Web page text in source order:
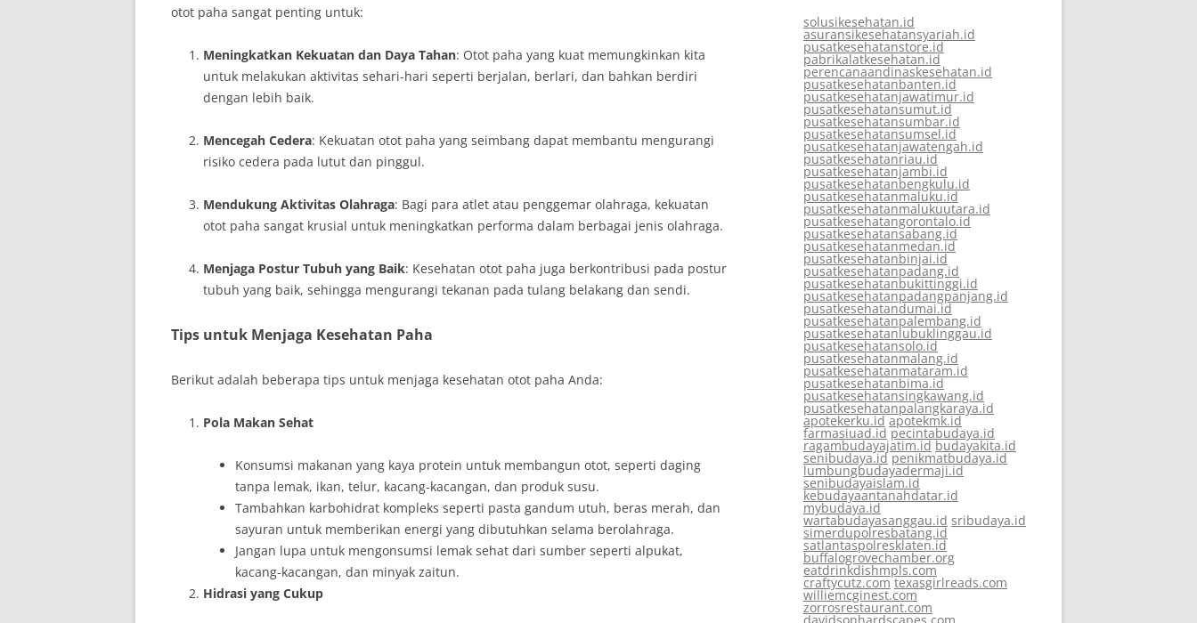
otot paha sangat penting untuk:
Meningkatkan Kekuatan dan Daya Tahan: Otot paha yang kuat memungkinkan kita
untuk melakukan aktivitas sehari-hari seperti berjalan, berlari, dan bahkan berdiri
dengan lebih baik.
Mencegah Cedera: Kekuatan otot paha yang seimbang dapat membantu mengurangi
risiko cedera pada lutut dan pinggul.
Mendukung Aktivitas Olahraga: Bagi para atlet atau penggemar olahraga, kekuatan
otot paha sangat krusial untuk meningkatkan performa dalam berbagai jenis olahraga.
Menjaga Postur Tubuh yang Baik: Kesehatan otot paha juga berkontribusi pada postur
tubuh yang baik, sehingga mengurangi tekanan pada tulang belakang dan sendi.
Tips untuk Menjaga Kesehatan Paha
Berikut adalah beberapa tips untuk menjaga kesehatan otot paha Anda:
Pola Makan Sehat
Konsumsi makanan yang kaya protein untuk membangun otot, seperti daging
tanpa lemak, ikan, telur, kacang-kacangan, dan produk susu.
Tambahkan karbohidrat kompleks seperti pasta gandum utuh, beras merah, dan
sayuran untuk memberikan energi yang dibutuhkan selama berolahraga.
Jangan lupa untuk mengonsumsi lemak sehat dari sumber seperti alpukat,
kacang-kacangan, dan minyak zaitun.
Hidrasi yang Cukup
solusikesehatan.id
asuransikesehatansyariah.id
pusatkesehatanstore.id
pabrikalatkesehatan.id
perencanaandinaskesehatan.id
pusatkesehatanbanten.id
pusatkesehatanjawatimur.id
pusatkesehatansumut.id
pusatkesehatansumbar.id
pusatkesehatansumsel.id
pusatkesehatanjawatengah.id
pusatkesehatanriau.id
pusatkesehatanjambi.id
pusatkesehatanbengkulu.id
pusatkesehatanmaluku.id
pusatkesehatanmalukuutara.id
pusatkesehatangorontalo.id
pusatkesehatansabang.id
pusatkesehatanmedan.id
pusatkesehatanbinjai.id
pusatkesehatanpadang.id
pusatkesehatanbukittinggi.id
pusatkesehatanpadangpanjang.id
pusatkesehatandumai.id
pusatkesehatanpalembang.id
pusatkesehatanlubuklinggau.id
pusatkesehatansolo.id
pusatkesehatanmalang.id
pusatkesehatanmataram.id
pusatkesehatanbima.id
pusatkesehatansingkawang.id
pusatkesehatanpalangkaraya.id
apotekerku.id apotekmk.id
farmasiuad.id pecintabudaya.id
ragambudayajatim.id budayakita.id
senibudaya.id penikmatbudaya.id
lumbungbudayadermaji.id
senibudayaislam.id
kebudayaantanahdatar.id
mybudaya.id
wartabudayasanggau.id sribudaya.id
simerdupolresbatang.id
satlantaspolresklaten.id
buffalogrovechamber.org
eatdrinkdishmpls.com
craftycutz.com texasgirlreads.com
williemcginest.com
zorrosrestaurant.com